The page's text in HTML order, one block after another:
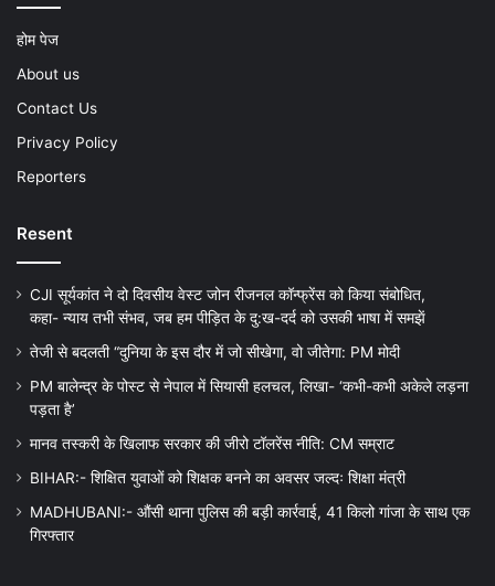
होम पेज
About us
Contact Us
Privacy Policy
Reporters
Resent
CJI सूर्यकांत ने दो दिवसीय वेस्ट जोन रीजनल कॉन्फ्रेंस को किया संबोधित,
कहा- न्याय तभी संभव, जब हम पीड़ित के दु:ख-दर्द को उसकी भाषा में समझें
तेजी से बदलती “दुनिया के इस दौर में जो सीखेगा, वो जीतेगा: PM मोदी
PM बालेन्द्र के पोस्ट से नेपाल में सियासी हलचल, लिखा- ‘कभी-कभी अकेले लड़ना
पड़ता है’
मानव तस्करी के खिलाफ सरकार की जीरो टॉलरेंस नीति: CM सम्राट
BIHAR:- शिक्षित युवाओं को शिक्षक बनने का अवसर जल्दः शिक्षा मंत्री
MADHUBANI:- औंसी थाना पुलिस की बड़ी कार्रवाई, 41 किलो गांजा के साथ एक
गिरफ्तार